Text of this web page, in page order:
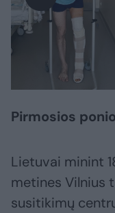
Pirmosios
Lietuvai minint
metines Vilnius
susitikimų